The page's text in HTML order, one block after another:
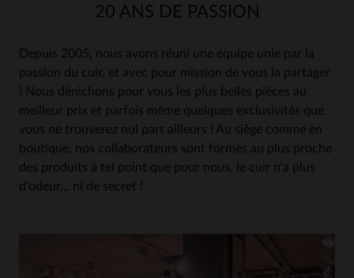
20 ANS DE PASSION
Depuis 2005, nous avons réuni une équipe unie par la
passion du cuir, et avec pour mission de vous la partager
! Nous dénichons pour vous les plus belles pièces au
meilleur prix et parfois même quelques exclusivités que
vous ne trouverez nul part ailleurs ! Au siège comme en
boutique, nos collaborateurs sont formés au plus proche
des produits à tel point que pour nous, le cuir n'a plus
d'odeur... ni de secret !